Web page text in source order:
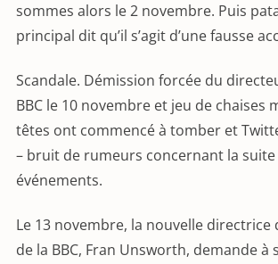
sommes alors le 2 novembre. Puis
principal dit qu’il s’agit d’une fausse
Scandale. Démission forcée du
BBC le 10 novembre et jeu de chaises
têtes ont commencé à tomber et
– bruit de rumeurs concernant la suite
événements.
Le 13 novembre, la nouvelle directrice
de la BBC, Fran Unsworth, demande à